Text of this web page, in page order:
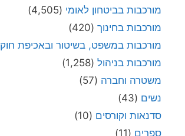
מורכבות בביטחון לאומי (4,505)
מורכבות בחינוך (420)
מורכבות במשפט, בשיטור ובאכיפת חוק
מורכבות בניהול (1,258)
משטרה וחברה (57)
נשים (43)
סדנאות וקורסים (10)
ספרים (11)